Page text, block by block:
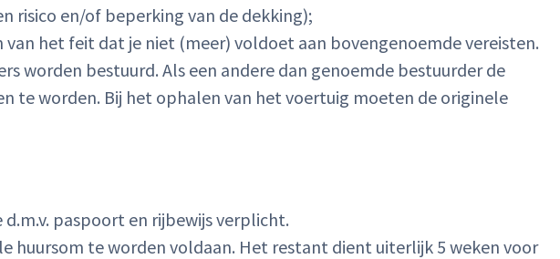
risico en/of beperking van de dekking);
het feit dat je niet (meer) voldoet aan bovengenoemde vereisten.
worden bestuurd. Als een andere dan genoemde bestuurder de
te worden. Bij het ophalen van het voertuig moeten de originele
paspoort en rijbewijs verplicht.
huursom te worden voldaan. Het restant dient uiterlijk 5 weken voor